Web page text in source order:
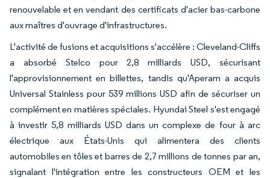
renouvelable et en vendant des certificats d'acier bas-carbone
aux maîtres d'ouvrage d'infrastructures.
L'activité de fusions et acquisitions s'accélère : Cleveland-Cliffs
a absorbé Stelco pour 2,8 milliards USD, sécurisant
l'approvisionnement en billettes, tandis qu'Aperam a acquis
Universal Stainless pour 539 millions USD afin de sécuriser un
complément en matières spéciales. Hyundai Steel s'est engagé
à investir 5,8 milliards USD dans un complexe de four à arc
électrique aux États-Unis qui alimentera des clients
automobiles en tôles et barres de 2,7 millions de tonnes par an,
signalant l'intégration entre les constructeurs OEM et les